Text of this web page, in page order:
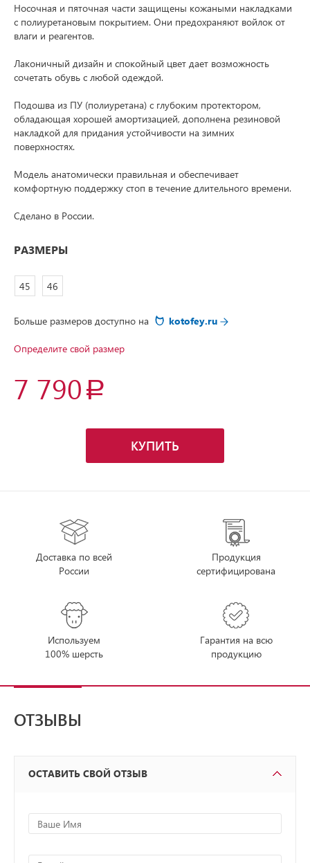
Носочная и пяточная части защищены кожаными накладками
с полиуретановым покрытием. Они предохраняют войлок от
влаги и реагентов.
Лаконичный дизайн и спокойный цвет дает возможность
сочетать обувь с любой одеждой.
Подошва из ПУ (полиуретана) с глубоким протектором,
обладающая хорошей амортизацией, дополнена резиновой
накладкой для придания устойчивости на зимних
поверхностях.
Модель анатомически правильная и обеспечивает
комфортную поддержку стоп в течение длительного времени.
Сделано в России.
РАЗМЕРЫ
45 46
Больше размеров доступно на kotofey.ru
Определите свой размер
7 790
КУПИТЬ
Доставка по всей
России
Продукция
сертифицирована
Используем
100% шерсть
Гарантия на всю
продукцию
ОТЗЫВЫ
ОСТАВИТЬ СВОЙ ОТЗЫВ